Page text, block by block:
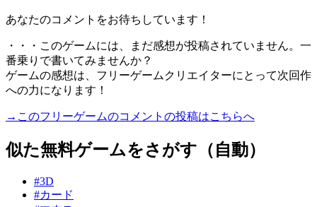
あなたのコメントをお待ちしています！
・・・このゲームには、まだ感想が投稿されていません。一
番乗りで書いてみませんか？
ゲームの感想は、フリーゲームクリエイターにとって次回作
への力になります！
→このフリーゲームのコメントの投稿はこちらへ
似た無料ゲームをさがす（自動）
#3D
#カード